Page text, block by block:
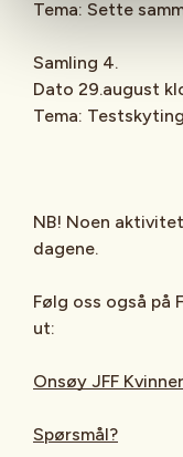
Tema: Sette
Samling 4.
Dato 29.august
Tema: Testskyting
NB! Noen
dagene.
Følg oss også på
ut:
Onsøy JFF
Spørsmål?